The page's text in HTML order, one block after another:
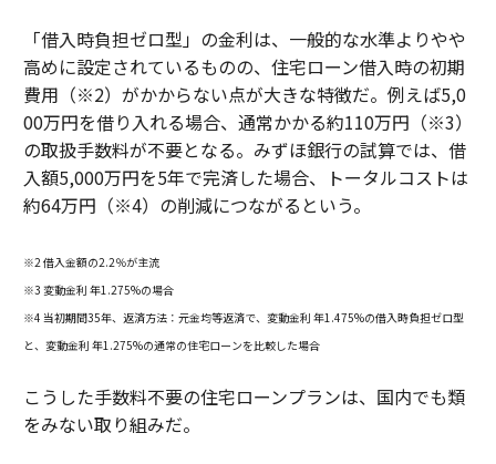
「借入時負担ゼロ型」の金利は、一般的な水準よりやや
高めに設定されているものの、住宅ローン借入時の初期
費用（※2）がかからない点が大きな特徴だ。例えば5,0
00万円を借り入れる場合、通常かかる約110万円（※3）
の取扱手数料が不要となる。みずほ銀行の試算では、借
入額5,000万円を5年で完済した場合、トータルコストは
約64万円（※4）の削減につながるという。
※2 借入金額の2.2％が主流
※3 変動金利 年1.275%の場合
※4 当初期間35年、返済方法：元金均等返済で、変動金利 年1.475%の借入時負担ゼロ型
と、変動金利 年1.275%の通常の住宅ローンを比較した場合
こうした手数料不要の住宅ローンプランは、国内でも類
をみない取り組みだ。